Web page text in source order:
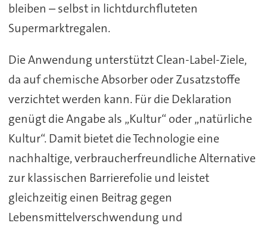
bleiben – selbst in lichtdurchfluteten
Supermarktregalen.
Die Anwendung unterstützt Clean-Label-Ziele,
da auf chemische Absorber oder Zusatzstoffe
verzichtet werden kann. Für die Deklaration
genügt die Angabe als „Kultur“ oder „natürliche
Kultur“. Damit bietet die Technologie eine
nachhaltige, verbraucherfreundliche Alternative
zur klassischen Barrierefolie und leistet
gleichzeitig einen Beitrag gegen
Lebensmittelverschwendung und